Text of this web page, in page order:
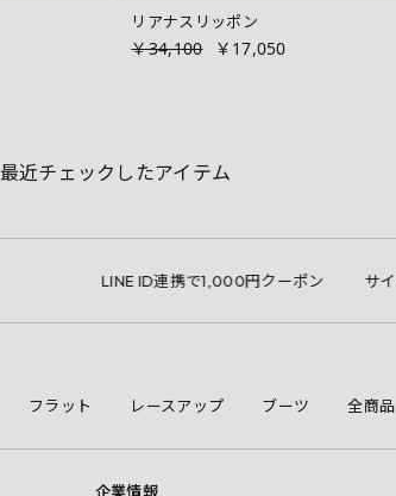
リアナスリッポン
￥34,100 ￥17,050
最近チェックしたアイテム
LINE ID連携で1,000円クーポン サイズ交換無料
フラット レースアップ ブーツ 全商品
企業情報